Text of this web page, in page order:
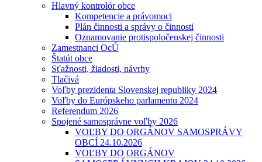
Hlavný kontrolór obce
Kompetencie a právomoci
Plán činnosti a správy o činnosti
Oznamovanie protispoločenskej činnosti
Zamestnanci OcÚ
Štatút obce
Sťažnosti, žiadosti, návrhy
Tlačivá
Voľby prezidenta Slovenskej republiky 2024
Voľby do Európskeho parlamentu 2024
Referendum 2026
Spojené samosprávne voľby 2026
VOĽBY DO ORGÁNOV SAMOSPRÁVY
OBCÍ 24.10.2026
VOĽBY DO ORGÁNOV